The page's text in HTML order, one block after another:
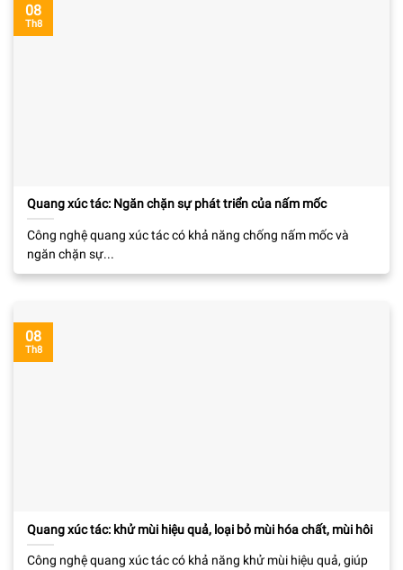
Quang xúc tác: Ngăn chặn sự phát triển của nấm mốc
Công nghệ quang xúc tác có khả năng chống nấm mốc và
ngăn chặn sự...
08
Th8
Quang xúc tác: khử mùi hiệu quả, loại bỏ mùi hóa chất, mùi hôi
Công nghệ quang xúc tác có khả năng khử mùi hiệu quả, giúp
08
Th8